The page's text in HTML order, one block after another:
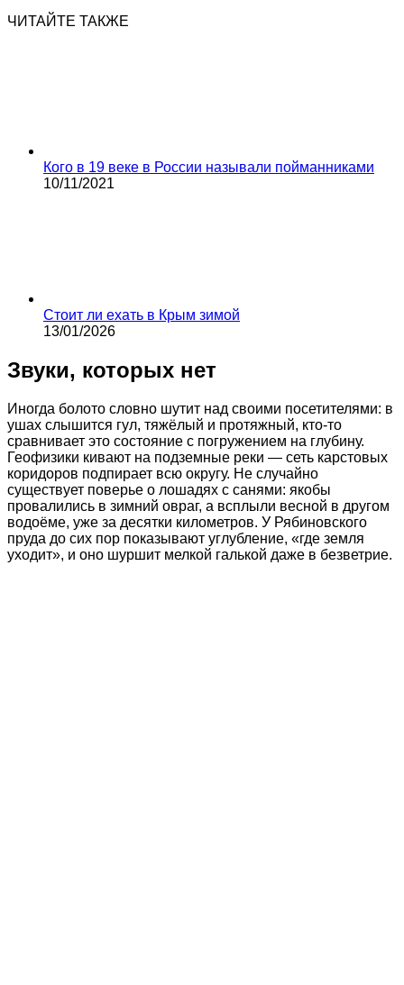
ЧИТАЙТЕ ТАКЖЕ
Кого в 19 веке в России называли пойманниками
10/11/2021
Стоит ли ехать в Крым зимой
13/01/2026
Звуки, которых нет
Иногда болото словно шутит над своими посетителями: в
ушах слышится гул, тяжёлый и протяжный, кто-то
сравнивает это состояние с погружением на глубину.
Геофизики кивают на подземные реки — сеть карстовых
коридоров подпирает всю округу. Не случайно
существует поверье о лошадях с санями: якобы
провалились в зимний овраг, а всплыли весной в другом
водоёме, уже за десятки километров. У Рябиновского
пруда до сих пор показывают углубление, «где земля
уходит», и оно шуршит мелкой галькой даже в безветрие.